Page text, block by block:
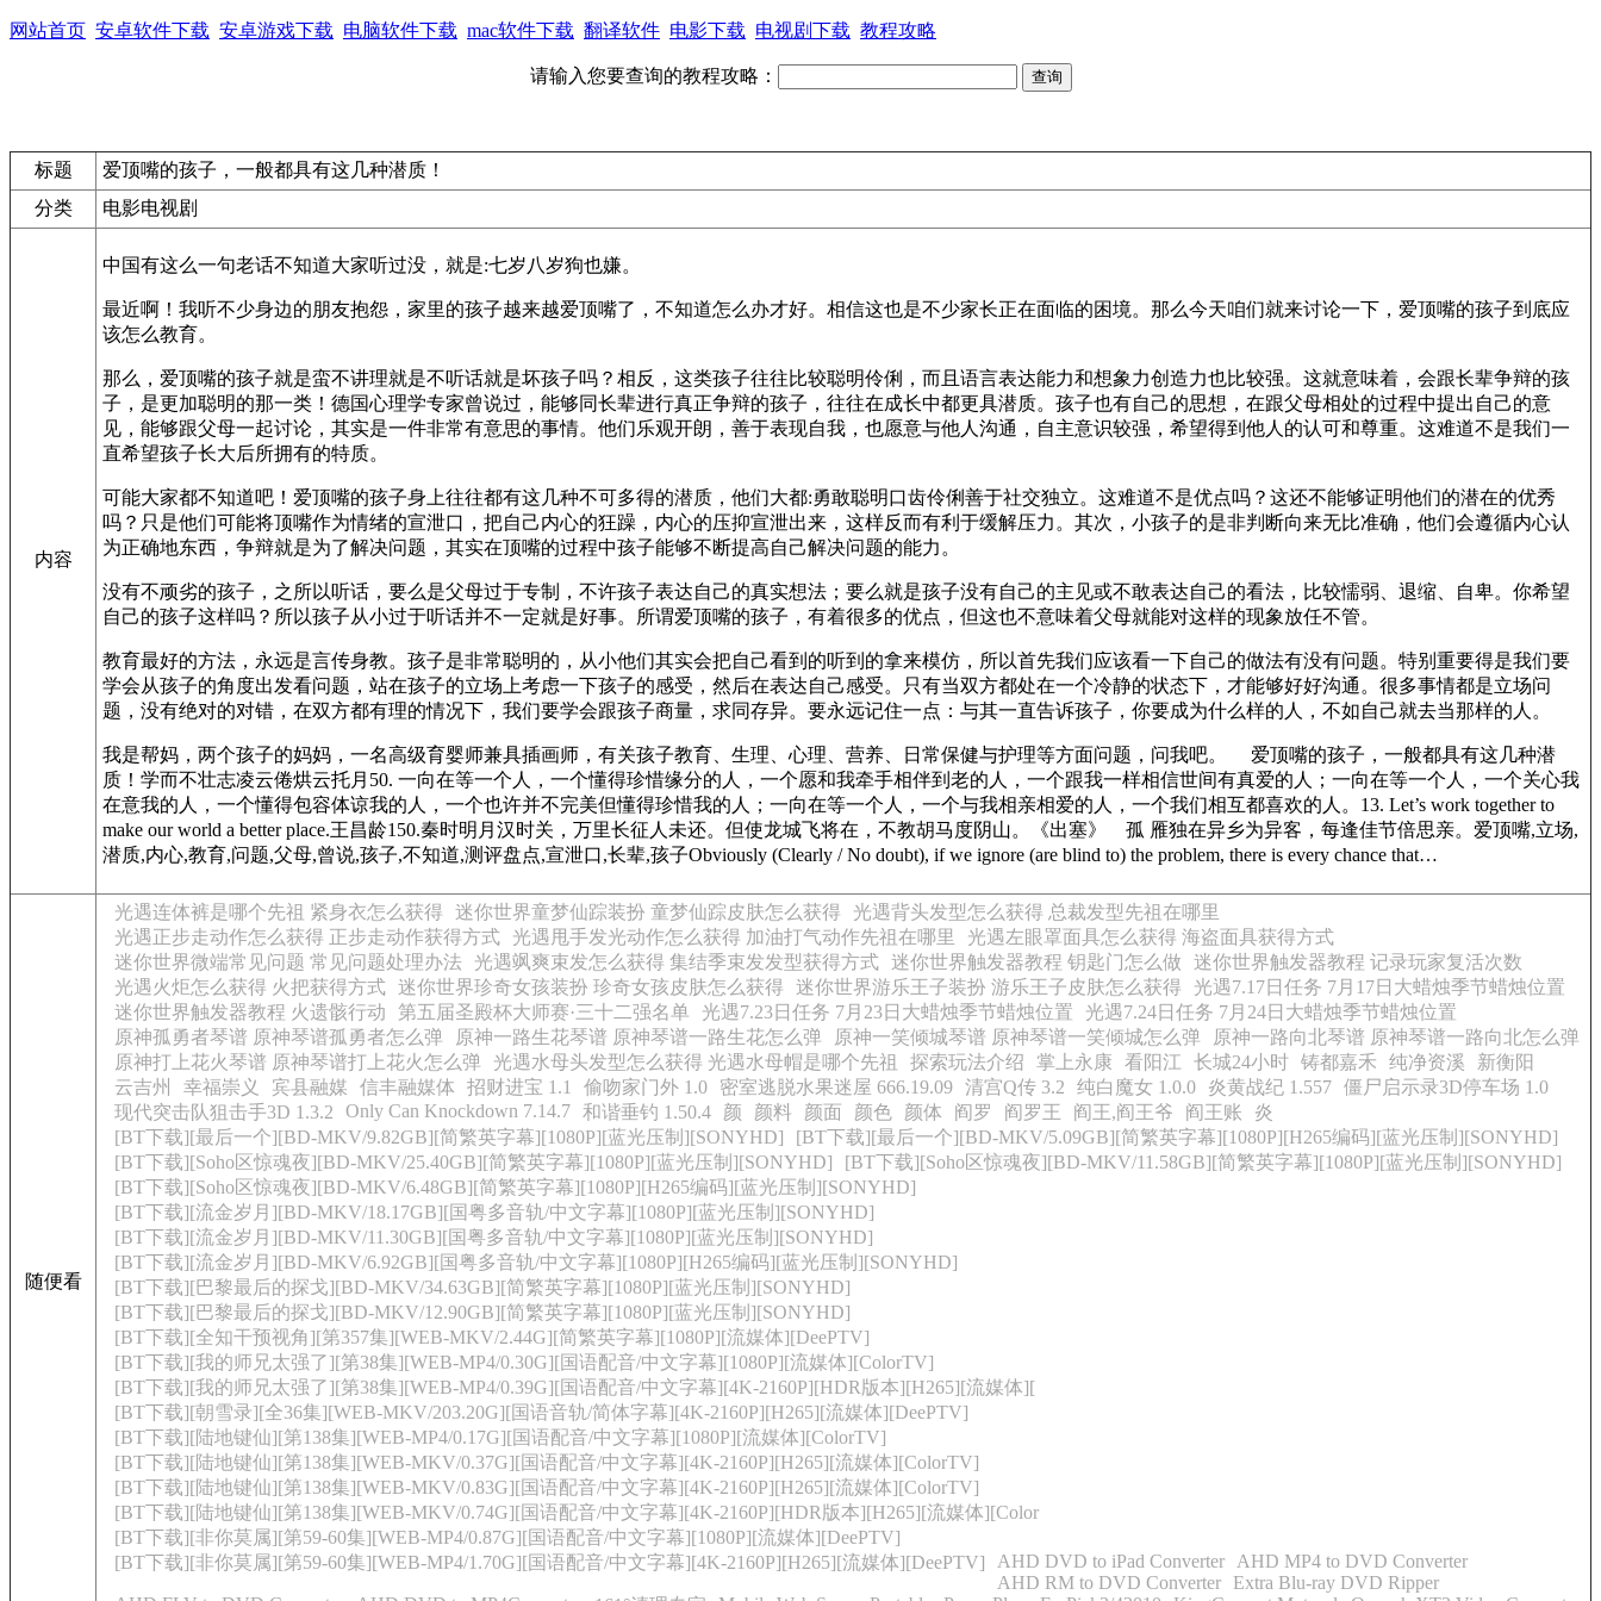
网站首页 安卓软件下载 安卓游戏下载 电脑软件下载 mac软件下载 翻译软件 电影下载 电视剧下载 教程攻略
请输入您要查询的教程攻略：
标题
爱顶嘴的孩子，一般都具有这几种潜质！
分类
电影电视剧
内容
中国有这么一句老话不知道大家听过没，就是:七岁八岁狗也嫌。
最近啊！我听不少身边的朋友抱怨，家里的孩子越来越爱顶嘴了，不知道怎么办才好。相信这也是不少家长正在面临的困境。那么今天咱们就来讨论一下，爱顶嘴的孩子到底应
该怎么教育。
那么，爱顶嘴的孩子就是蛮不讲理就是不听话就是坏孩子吗？相反，这类孩子往往比较聪明伶俐，而且语言表达能力和想象力创造力也比较强。这就意味着，会跟长辈争辩的孩
子，是更加聪明的那一类！德国心理学专家曾说过，能够同长辈进行真正争辩的孩子，往往在成长中都更具潜质。孩子也有自己的思想，在跟父母相处的过程中提出自己的意
见，能够跟父母一起讨论，其实是一件非常有意思的事情。他们乐观开朗，善于表现自我，也愿意与他人沟通，自主意识较强，希望得到他人的认可和尊重。这难道不是我们一
直希望孩子长大后所拥有的特质。
可能大家都不知道吧！爱顶嘴的孩子身上往往都有这几种不可多得的潜质，他们大都:勇敢聪明口齿伶俐善于社交独立。这难道不是优点吗？这还不能够证明他们的潜在的优秀
吗？只是他们可能将顶嘴作为情绪的宣泄口，把自己内心的狂躁，内心的压抑宣泄出来，这样反而有利于缓解压力。其次，小孩子的是非判断向来无比准确，他们会遵循内心认
为正确地东西，争辩就是为了解决问题，其实在顶嘴的过程中孩子能够不断提高自己解决问题的能力。
没有不顽劣的孩子，之所以听话，要么是父母过于专制，不许孩子表达自己的真实想法；要么就是孩子没有自己的主见或不敢表达自己的看法，比较懦弱、退缩、自卑。你希望
自己的孩子这样吗？所以孩子从小过于听话并不一定就是好事。所谓爱顶嘴的孩子，有着很多的优点，但这也不意味着父母就能对这样的现象放任不管。
教育最好的方法，永远是言传身教。孩子是非常聪明的，从小他们其实会把自己看到的听到的拿来模仿，所以首先我们应该看一下自己的做法有没有问题。特别重要得是我们要
学会从孩子的角度出发看问题，站在孩子的立场上考虑一下孩子的感受，然后在表达自己感受。只有当双方都处在一个冷静的状态下，才能够好好沟通。很多事情都是立场问
题，没有绝对的对错，在双方都有理的情况下，我们要学会跟孩子商量，求同存异。要永远记住一点：与其一直告诉孩子，你要成为什么样的人，不如自己就去当那样的人。
我是帮妈，两个孩子的妈妈，一名高级育婴师兼具插画师，有关孩子教育、生理、心理、营养、日常保健与护理等方面问题，问我吧。 爱顶嘴的孩子，一般都具有这几种潜
质！学而不壮志凌云倦烘云托月50. 一向在等一个人，一个懂得珍惜缘分的人，一个愿和我牵手相伴到老的人，一个跟我一样相信世间有真爱的人；一向在等一个人，一个关心我
在意我的人，一个懂得包容体谅我的人，一个也许并不完美但懂得珍惜我的人；一向在等一个人，一个与我相亲相爱的人，一个我们相互都喜欢的人。13. Let’s work together to
make our world a better place.王昌龄150.秦时明月汉时关，万里长征人未还。但使龙城飞将在，不教胡马度阴山。《出塞》 孤 雁独在异乡为异客，每逢佳节倍思亲。爱顶嘴,立场,
潜质,内心,教育,问题,父母,曾说,孩子,不知道,测评盘点,宣泄口,长辈,孩子Obviously (Clearly / No doubt), if we ignore (are blind to) the problem, there is every chance that…
随便看
光遇连体裤是哪个先祖 紧身衣怎么获得 迷你世界童梦仙踪装扮 童梦仙踪皮肤怎么获得
光遇背头发型怎么获得 总裁发型先祖在哪里
光遇正步走动作怎么获得 正步走动作获得方式
光遇甩手发光动作怎么获得 加油打气动作先祖在哪里
光遇左眼罩面具怎么获得 海盗面具获得方式
迷你世界微端常见问题 常见问题处理办法
光遇飒爽束发怎么获得 集结季束发发型获得方式 迷你世界触发器教程 钥匙门怎么做
迷你世界触发器教程 记录玩家复活次数
光遇火炬怎么获得 火把获得方式 迷你世界珍奇女孩装扮 珍奇女孩皮肤怎么获得 迷你世界游乐王子装扮 游乐王子皮肤怎么获得
光遇7.17日任务 7月17日大蜡烛季节蜡烛位置
迷你世界触发器教程 火遗骸行动
第五届圣殿杯大师赛·三十二强名单 光遇7.23日任务 7月23日大蜡烛季节蜡烛位置
光遇7.24日任务 7月24日大蜡烛季节蜡烛位置
原神孤勇者琴谱 原神琴谱孤勇者怎么弹
原神一路生花琴谱 原神琴谱一路生花怎么弹 原神一笑倾城琴谱 原神琴谱一笑倾城怎么弹
原神一路向北琴谱 原神琴谱一路向北怎么弹
原神打上花火琴谱 原神琴谱打上花火怎么弹
光遇水母头发型怎么获得 光遇水母帽是哪个先祖 探索玩法介绍 掌上永康 看阳江 长城24小时 铸都嘉禾 纯净资溪
新衡阳
云吉州
幸福崇义 宾县融媒 信丰融媒体 招财进宝 1.1 偷吻家门外 1.0 密室逃脱水果迷屋 666.19.09 清宫Q传 3.2 纯白魔女 1.0.0 炎黄战纪 1.557 僵尸启示录3D停车场 1.0
现代突击队狙击手3D 1.3.2
Only Can Knockdown 7.14.7 和谐垂钓 1.50.4 颜 颜料 颜面 颜色 颜体 阎罗 阎罗王 阎王,阎王爷 阎王账
炎
[BT下载][最后一个][BD-MKV/9.82GB][简繁英字幕][1080P][蓝光压制][SONYHD]
[BT下载][最后一个][BD-MKV/5.09GB][简繁英字幕][1080P][H265编码][蓝光压制][SONYHD]
[BT下载][Soho区惊魂夜][BD-MKV/25.40GB][简繁英字幕][1080P][蓝光压制][SONYHD]
[BT下载][Soho区惊魂夜][BD-MKV/11.58GB][简繁英字幕][1080P][蓝光压制][SONYHD]
[BT下载][Soho区惊魂夜][BD-MKV/6.48GB][简繁英字幕][1080P][H265编码][蓝光压制][SONYHD]
[BT下载][流金岁月][BD-MKV/18.17GB][国粤多音轨/中文字幕][1080P][蓝光压制][SONYHD]
[BT下载][流金岁月][BD-MKV/11.30GB][国粤多音轨/中文字幕][1080P][蓝光压制][SONYHD]
[BT下载][流金岁月][BD-MKV/6.92GB][国粤多音轨/中文字幕][1080P][H265编码][蓝光压制][SONYHD]
[BT下载][巴黎最后的探戈][BD-MKV/34.63GB][简繁英字幕][1080P][蓝光压制][SONYHD]
[BT下载][巴黎最后的探戈][BD-MKV/12.90GB][简繁英字幕][1080P][蓝光压制][SONYHD]
[BT下载][全知干预视角][第357集][WEB-MKV/2.44G][简繁英字幕][1080P][流媒体][DeePTV]
[BT下载][我的师兄太强了][第38集][WEB-MP4/0.30G][国语配音/中文字幕][1080P][流媒体][ColorTV]
[BT下载][我的师兄太强了][第38集][WEB-MP4/0.39G][国语配音/中文字幕][4K-2160P][HDR版本][H265][流媒体][
[BT下载][朝雪录][全36集][WEB-MKV/203.20G][国语音轨/简体字幕][4K-2160P][H265][流媒体][DeePTV]
[BT下载][陆地键仙][第138集][WEB-MP4/0.17G][国语配音/中文字幕][1080P][流媒体][ColorTV]
[BT下载][陆地键仙][第138集][WEB-MKV/0.37G][国语配音/中文字幕][4K-2160P][H265][流媒体][ColorTV]
[BT下载][陆地键仙][第138集][WEB-MKV/0.83G][国语配音/中文字幕][4K-2160P][H265][流媒体][ColorTV]
[BT下载][陆地键仙][第138集][WEB-MKV/0.74G][国语配音/中文字幕][4K-2160P][HDR版本][H265][流媒体][Color
[BT下载][非你莫属][第59-60集][WEB-MP4/0.87G][国语配音/中文字幕][1080P][流媒体][DeePTV]
[BT下载][非你莫属][第59-60集][WEB-MP4/1.70G][国语配音/中文字幕][4K-2160P][H265][流媒体][DeePTV]
AHD DVD to iPad Converter
AHD MP4 to DVD Converter
AHD RM to DVD Converter
Extra Blu-ray DVD Ripper